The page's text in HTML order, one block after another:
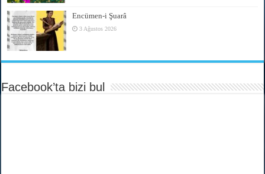
Encümen-i Şuarâ
3 Ağustos 2026
Facebook’ta bizi bul